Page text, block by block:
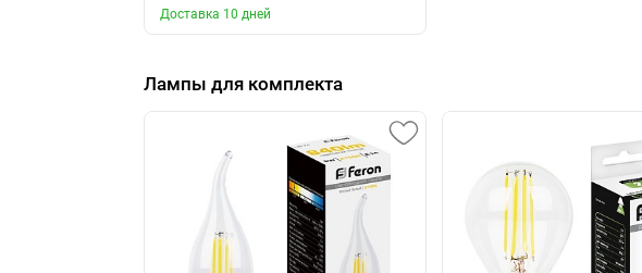
Доставка 10 дней
Лампы для комплекта